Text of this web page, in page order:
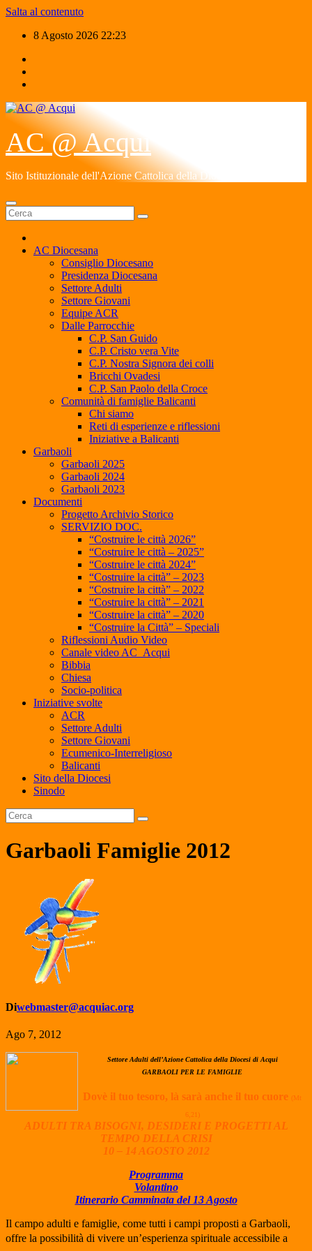
Salta al contenuto
8 Agosto 2026 22:23
AC @ Acqui
Sito Istituzionale dell'Azione Cattolica della Diocesi di Acqui
AC Diocesana
Consiglio Diocesano
Presidenza Diocesana
Settore Adulti
Settore Giovani
Equipe ACR
Dalle Parrocchie
C.P. San Guido
C.P. Cristo vera Vite
C.P. Nostra Signora dei colli
Bricchi Ovadesi
C.P. San Paolo della Croce
Comunità di famiglie Balicanti
Chi siamo
Reti di esperienze e riflessioni
Iniziative a Balicanti
Garbaoli
Garbaoli 2025
Garbaoli 2024
Garbaoli 2023
Documenti
Progetto Archivio Storico
SERVIZIO DOC.
“Costruire le città 2026”
“Costruire le città – 2025”
“Costruire le città 2024”
“Costruire la città” – 2023
“Costruire la città” – 2022
“Costruire la città” – 2021
“Costruire la città” – 2020
“Costruire la Città” – Speciali
Riflessioni Audio Video
Canale video AC_Acqui
Bibbia
Chiesa
Socio-politica
Iniziative svolte
ACR
Settore Adulti
Settore Giovani
Ecumenico-Interreligioso
Balicanti
Sito della Diocesi
Sinodo
Garbaoli Famiglie 2012
Diwebmaster@acquiac.org
Ago 7, 2012
Settore Adulti dell’Azione Cattolica della Diocesi di Acqui
GARBAOLI PER LE FAMIGLIE
Dovè il tuo tesoro, là sarà anche il tuo cuore (Mt
6,21)
ADULTI TRA BISOGNI, DESIDERI E PROGETTI AL
TEMPO DELLA CRISI
10 – 14 AGOSTO 2012
Programma
Volantino
Itinerario Camminata del 13 Agosto
Il campo adulti e famiglie, come tutti i campi proposti a Garbaoli,
offre la possibilità di vivere un’esperienza spirituale accessibile a